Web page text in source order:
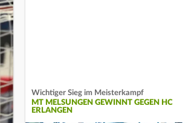
Wichtiger Sieg im Meisterkampf
MT MELSUNGEN GEWINNT GEGEN HC
ERLANGEN